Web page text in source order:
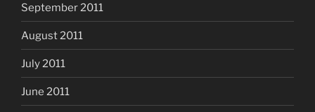
September 2011
August 2011
July 2011
June 2011